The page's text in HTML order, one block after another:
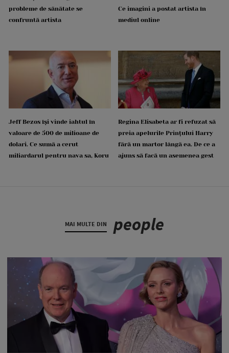
probleme de sănătate se
confruntă artista
Ce imagini a postat artista în
mediul online
Jeff Bezos își vinde iahtul în
valoare de 500 de milioane de
dolari. Ce sumă a cerut
miliardarul pentru nava sa, Koru
Regina Elisabeta ar fi refuzat să
preia apelurile Prințului Harry
fără un martor lângă ea. De ce a
ajuns să facă un asemenea gest
MAI MULTE DIN people